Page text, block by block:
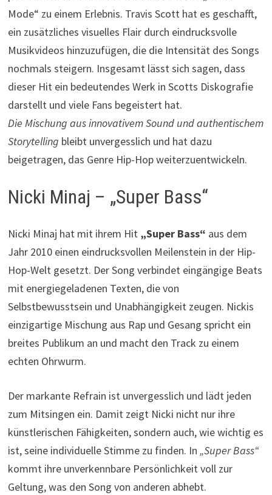
Mode“ zu einem Erlebnis. Travis Scott hat es geschafft,
ein zusätzliches visuelles Flair durch eindrucksvolle
Musikvideos hinzuzufügen, die die Intensität des Songs
nochmals steigern. Insgesamt lässt sich sagen, dass
dieser Hit ein bedeutendes Werk in Scotts Diskografie
darstellt und viele Fans begeistert hat.
Die Mischung aus innovativem Sound und authentischem
Storytelling bleibt unvergesslich und hat dazu
beigetragen, das Genre Hip-Hop weiterzuentwickeln.
Nicki Minaj – „Super Bass“
Nicki Minaj hat mit ihrem Hit „Super Bass“ aus dem
Jahr 2010 einen eindrucksvollen Meilenstein in der Hip-
Hop-Welt gesetzt. Der Song verbindet eingängige Beats
mit energiegeladenen Texten, die von
Selbstbewusstsein und Unabhängigkeit zeugen. Nickis
einzigartige Mischung aus Rap und Gesang spricht ein
breites Publikum an und macht den Track zu einem
echten Ohrwurm.
Der markante Refrain ist unvergesslich und lädt jeden
zum Mitsingen ein. Damit zeigt Nicki nicht nur ihre
künstlerischen Fähigkeiten, sondern auch, wie wichtig es
ist, seine individuelle Stimme zu finden. In „Super Bass“
kommt ihre unverkennbare Persönlichkeit voll zur
Geltung, was den Song von anderen abhebt.